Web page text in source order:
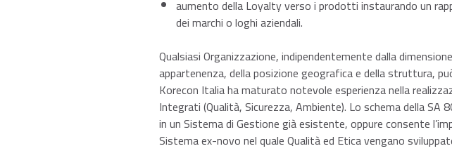
aumento della Loyalty verso i prodotti instaurando un
dei marchi o loghi aziendali.
Qualsiasi Organizzazione, indipendentemente dalla
appartenenza, della posizione geografica e della struttura,
Korecon Italia ha maturato notevole esperienza nella
Integrati (Qualità, Sicurezza, Ambiente). Lo schema della SA
in un Sistema di Gestione già esistente, oppure consente
Sistema ex-novo nel quale Qualità ed Etica vengano